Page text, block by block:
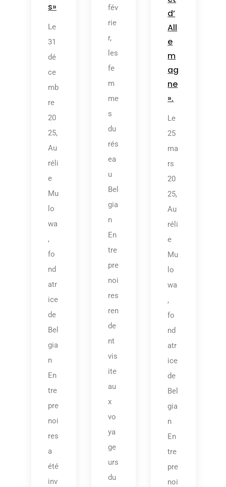
s»
Le
31
dé
ce
mb
re
20
25,
Au
réli
e
Mu
lo
wa
,
fo
nd
atr
ice
de
Bel
gia
n
En
tre
pre
noi
res
a
été
inv
fév
rie
r,
les
fe
m
me
s
du
rés
ea
u
Bel
gia
n
En
tre
pre
noi
res
ren
de
nt
vis
ite
au
x
vo
ya
ge
urs
du
d’
All
e
m
ag
ne
».
Le
25
ma
rs
20
25,
Au
réli
e
Mu
lo
wa
,
fo
nd
atr
ice
de
Bel
gia
n
En
tre
pre
noi